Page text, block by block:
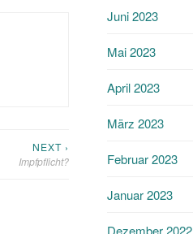
NEXT ›
Impfpflicht?
Juni 2023
Mai 2023
April 2023
März 2023
Februar 2023
Januar 2023
Dezember 2022